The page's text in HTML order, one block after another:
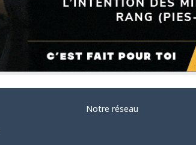
Notre réseau